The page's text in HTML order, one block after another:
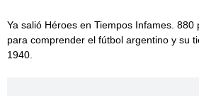
Ya salió Héroes en Tiempos Infames. 880
para comprender el fútbol argentino y su
1940.